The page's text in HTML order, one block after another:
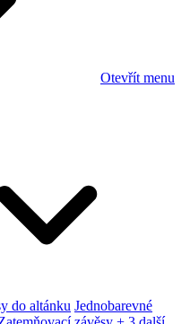
Otevřít menu
do altánku Jednobarevné